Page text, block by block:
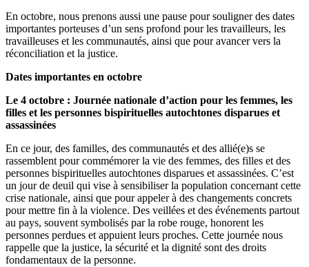
En octobre, nous prenons aussi une pause pour souligner des dates
importantes porteuses d’un sens profond pour les travailleurs, les
travailleuses et les communautés, ainsi que pour avancer vers la
réconciliation et la justice.
Dates importantes en octobre
Le 4 octobre : Journée nationale d’action pour les femmes, les
filles et les personnes bispirituelles autochtones disparues et
assassinées
En ce jour, des familles, des communautés et des allié(e)s se
rassemblent pour commémorer la vie des femmes, des filles et des
personnes bispirituelles autochtones disparues et assassinées. C’est
un jour de deuil qui vise à sensibiliser la population concernant cette
crise nationale, ainsi que pour appeler à des changements concrets
pour mettre fin à la violence. Des veillées et des événements partout
au pays, souvent symbolisés par la robe rouge, honorent les
personnes perdues et appuient leurs proches. Cette journée nous
rappelle que la justice, la sécurité et la dignité sont des droits
fondamentaux de la personne.